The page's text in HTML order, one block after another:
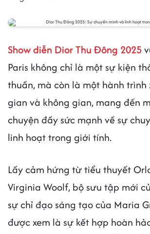
Show diễn Dior Thu Đông 2025
Paris không chỉ là một sự kiện
thuần, mà còn là một hành trình
gian và không gian, mang đến
chuyện đầy sức mạnh về sự
linh hoạt trong giới tính.
Lấy cảm hứng từ tiểu thuyết
Virginia Woolf, bộ sưu tập mới
sự chỉ đạo sáng tạo của Maria
được xem là sự kết hợp hoàn